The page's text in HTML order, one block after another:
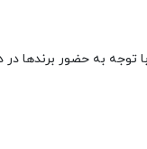
به حضور برندها در